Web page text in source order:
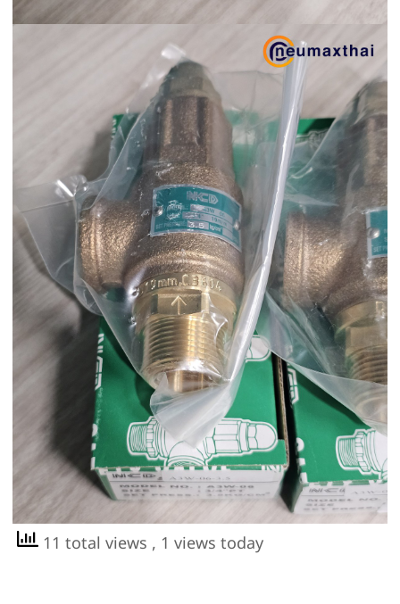
11 total views , 1 views today